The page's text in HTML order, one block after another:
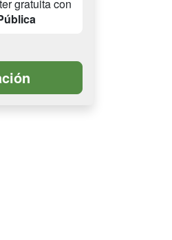
gratuita con